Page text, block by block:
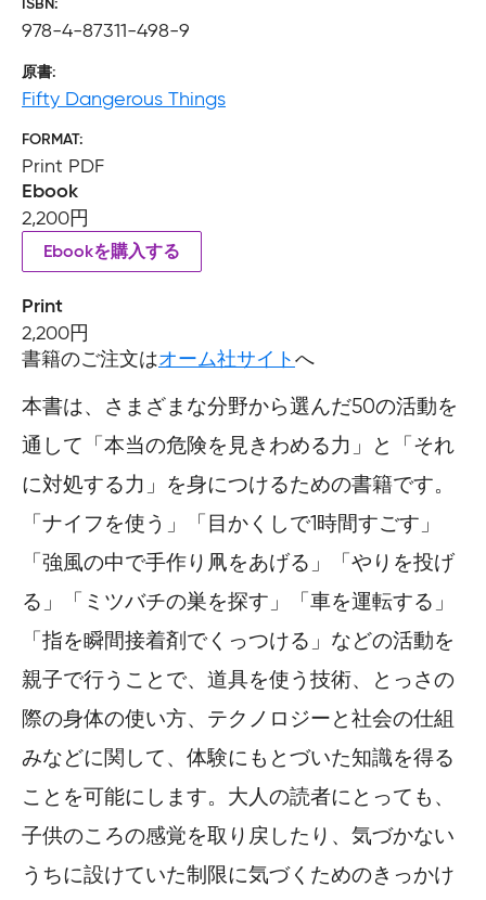
ISBN
978-4-87311-498-9
原書
Fifty Dangerous Things
FORMAT
Print PDF
Ebook
2,200円
Ebookを購入する
Print
2,200円
書籍のご注文はオーム社サイトへ
本書は、さまざまな分野から選んだ50の活動を
通して「本当の危険を見きわめる力」と「それ
に対処する力」を身につけるための書籍です。
「ナイフを使う」「目かくしで1時間すごす」
「強風の中で手作り凧をあげる」「やりを投げ
る」「ミツバチの巣を探す」「車を運転する」
「指を瞬間接着剤でくっつける」などの活動を
親子で行うことで、道具を使う技術、とっさの
際の身体の使い方、テクノロジーと社会の仕組
みなどに関して、体験にもとづいた知識を得る
ことを可能にします。大人の読者にとっても、
子供のころの感覚を取り戻したり、気づかない
うちに設けていた制限に気づくためのきっかけ